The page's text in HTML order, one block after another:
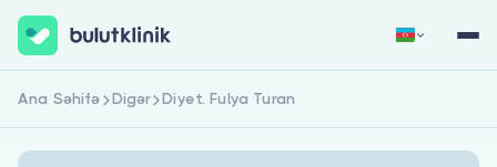
Qeydiyyat
Ana Səhifə Digər Diyet. Fulya Turan